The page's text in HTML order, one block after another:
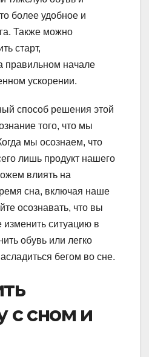
более удобное и
Также можно
старт,
правильном начале
ускорении.
способ решения этой
того, что мы
мы осознаем, что
лишь продукт нашего
влиять на
сна, включая наше
осознавать, что вы
изменить ситуацию в
обувь или легко
бегом во сне.
с сном и